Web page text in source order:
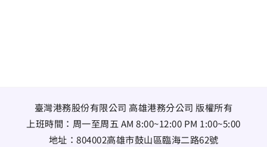
臺灣港務股份有限公司 高雄港務分公司 版權所有
上班時間：周一至周五 AM 8:00~12:00 PM 1:00~5:00
地址： 804002高雄市鼓山區臨海二路62號